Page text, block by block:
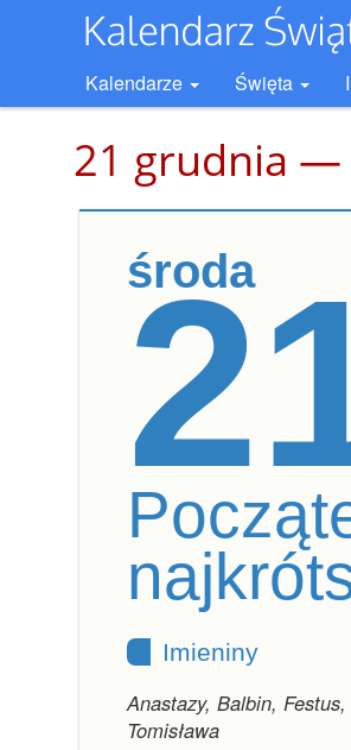
Kalendarze Święta
21 grudnia —
środa
Imieniny
Anastazy, Balbin,
Tomisława